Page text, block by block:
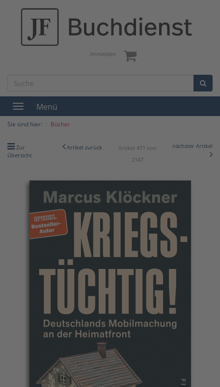
Anmelden
Toggle
navigation
Menü
Sie sind hier: Bücher
Zur
Übersicht
Artikel zurück
Artikel 471 von
2147
nächster Artikel